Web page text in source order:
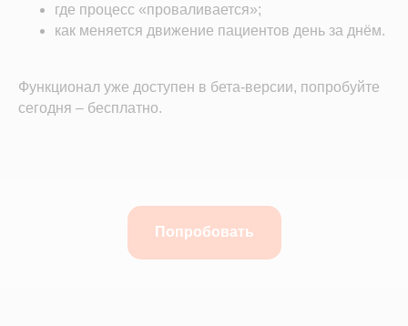
где процесс «проваливается»;
как меняется движение пациентов день за днём.
Функционал уже доступен в бета-версии, попробуйте
сегодня – бесплатно.
Попробовать
Хотите узнать, как МИС SQNS
может помочь вашей